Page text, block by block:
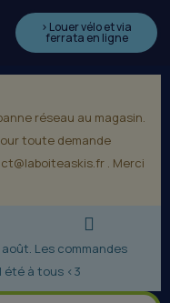
> Louer vélo et via
ferrata en ligne
réseau au magasin.
toute demande
. Merci
Les commandes
à tous <3